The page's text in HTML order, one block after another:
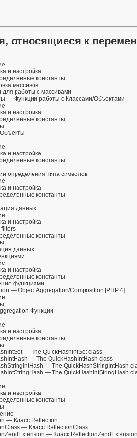
относящиеся к
и настройка
константы
массивов
для работы с массивами
— Функции работы с Классами/Объектами
и настройка
константы
и настройка
константы
определения типа символов
и настройка
константы
данных
и настройка
filters
константы
данных
и настройка
константы
функциями
— Object Aggregation/Composition [PHP 4]
Функции
и настройка
константы
— The QuickHashIntSet class
— The QuickHashIntHash class
— The QuickHashStringIntHash
— The QuickHashIntStringHash
и настройка
константы
— Класс Reflection
— Класс ReflectionClass
— Класс ReflectionZendExtension